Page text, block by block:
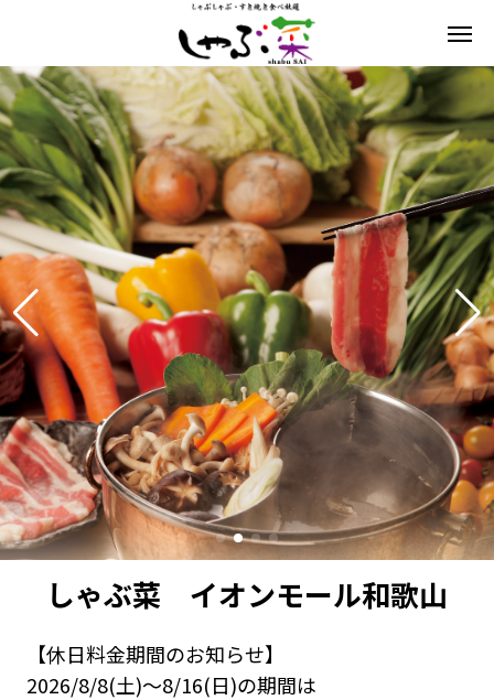
しゃぶ菜 イオンモール和歌山
【休日料金期間のお知らせ】
2026/8/8(土)～8/16(日)の期間は